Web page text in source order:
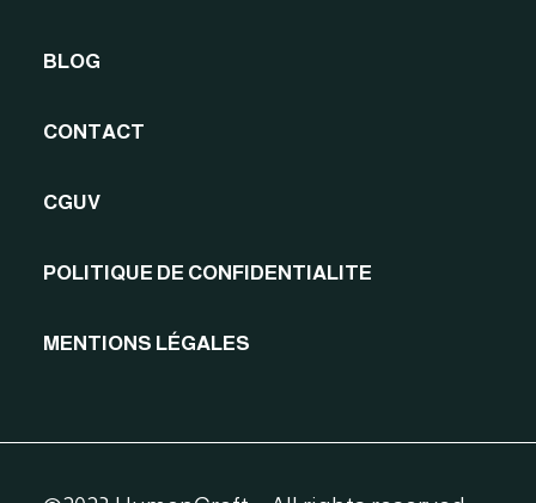
BLOG
CONTACT
CGUV
POLITIQUE DE CONFIDENTIALITE
MENTIONS LÉGALES